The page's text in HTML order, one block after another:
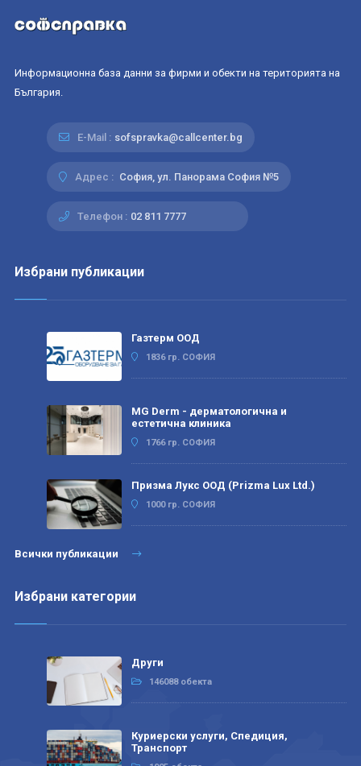
Информационна база данни за фирми и обекти на територията на
България.
E-Mail : sofspravka@callcenter.bg
Адрес : София, ул. Панорама София №5
Телефон : 02 811 7777
Избрани публикации
Газтерм ООД
1836 гр. СОФИЯ
MG Derm - дерматологична и
естетична клиника
1766 гр. СОФИЯ
Призма Лукс ООД (Prizma Lux Ltd.)
1000 гр. СОФИЯ
Всички публикации
Избрани категории
Други
146088 обекта
Куриерски услуги, Спедиция,
Транспорт